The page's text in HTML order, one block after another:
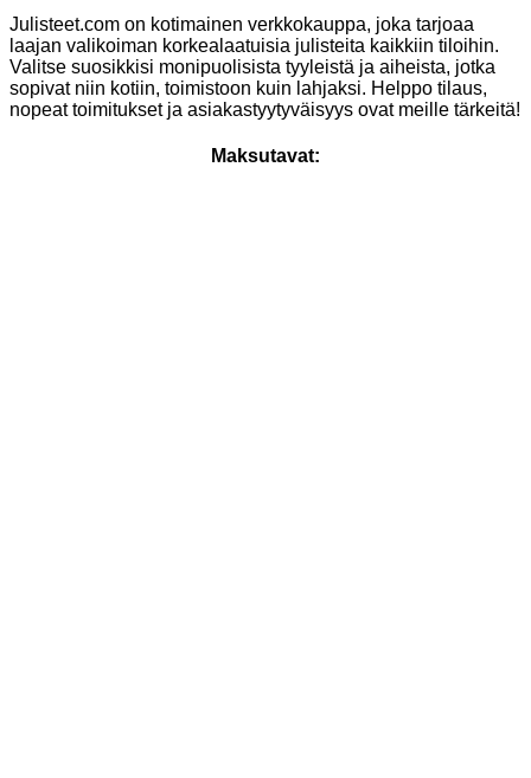
Julisteet.com on kotimainen verkkokauppa, joka tarjoaa
laajan valikoiman korkealaatuisia julisteita kaikkiin tiloihin.
Valitse suosikkisi monipuolisista tyyleistä ja aiheista, jotka
sopivat niin kotiin, toimistoon kuin lahjaksi. Helppo tilaus,
nopeat toimitukset ja asiakastyytyväisyys ovat meille tärkeitä!
Maksutavat: